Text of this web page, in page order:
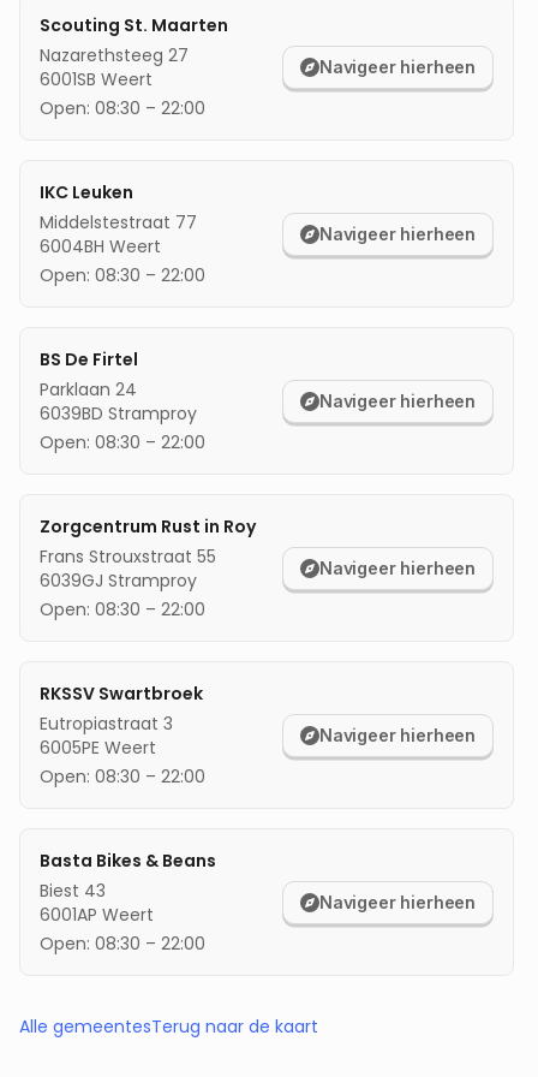
Scouting St. Maarten
Nazarethsteeg 27
6001SB Weert
Open: 08:30 – 22:00
Navigeer hierheen
IKC Leuken
Middelstestraat 77
6004BH Weert
Open: 08:30 – 22:00
Navigeer hierheen
BS De Firtel
Parklaan 24
6039BD Stramproy
Open: 08:30 – 22:00
Navigeer hierheen
Zorgcentrum Rust in Roy
Frans Strouxstraat 55
6039GJ Stramproy
Open: 08:30 – 22:00
Navigeer hierheen
RKSSV Swartbroek
Eutropiastraat 3
6005PE Weert
Open: 08:30 – 22:00
Navigeer hierheen
Basta Bikes & Beans
Biest 43
6001AP Weert
Open: 08:30 – 22:00
Navigeer hierheen
Alle gemeentesTerug naar de kaart
locatie